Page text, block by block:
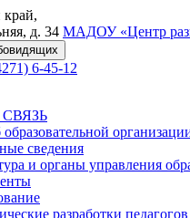
д. 34 МАДОУ «Центр
6-45-12
сведения
и органы управления
разработки